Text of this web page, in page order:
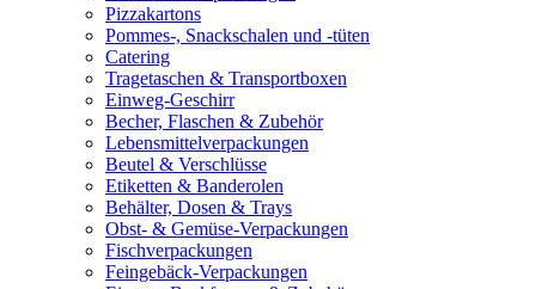
Pizzakartons
Pommes-, Snackschalen und -tüten
Catering
Tragetaschen & Transportboxen
Einweg-Geschirr
Becher, Flaschen & Zubehör
Lebensmittelverpackungen
Beutel & Verschlüsse
Etiketten & Banderolen
Behälter, Dosen & Trays
Obst- & Gemüse-Verpackungen
Fischverpackungen
Feingebäck-Verpackungen